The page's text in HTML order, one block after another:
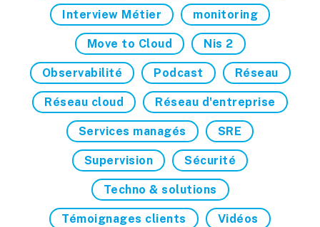
Interview Métier monitoring
Move to Cloud Nis 2
Observabilité Podcast Réseau
Réseau cloud Réseau d'entreprise
Services managés SRE
Supervision Sécurité
Techno & solutions
Témoignages clients Vidéos